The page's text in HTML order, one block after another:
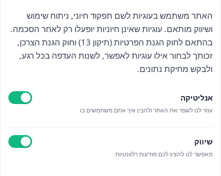
הרשם לניוזלטר שלנו
קראתי ואני מאשר/ת את
כל הזכויות שמורות אנה ויסטריך
האתר משתמש בעוגיות לשם תפקוד חיוני, ניתוח שימוש
ושיווק מותאם. עוגיות שאינן חיוניות יופעלו רק לאחר הסכמה.
בהתאם לחוק הגנת הפרטיות (תיקון 13) וחוק הגנת הצרכן,
זכותך לבחור אילו עוגיות לאפשר, לשנות העדפה בכל רגע,
ולבקש מחיקת נתונים.
אנליטיקה
עוזר לנו לשפר את האתר ולהבין איך אתם משתמשים בו
שיווק
מאפשר לנו להציג לכם מודעות רלוונטיות